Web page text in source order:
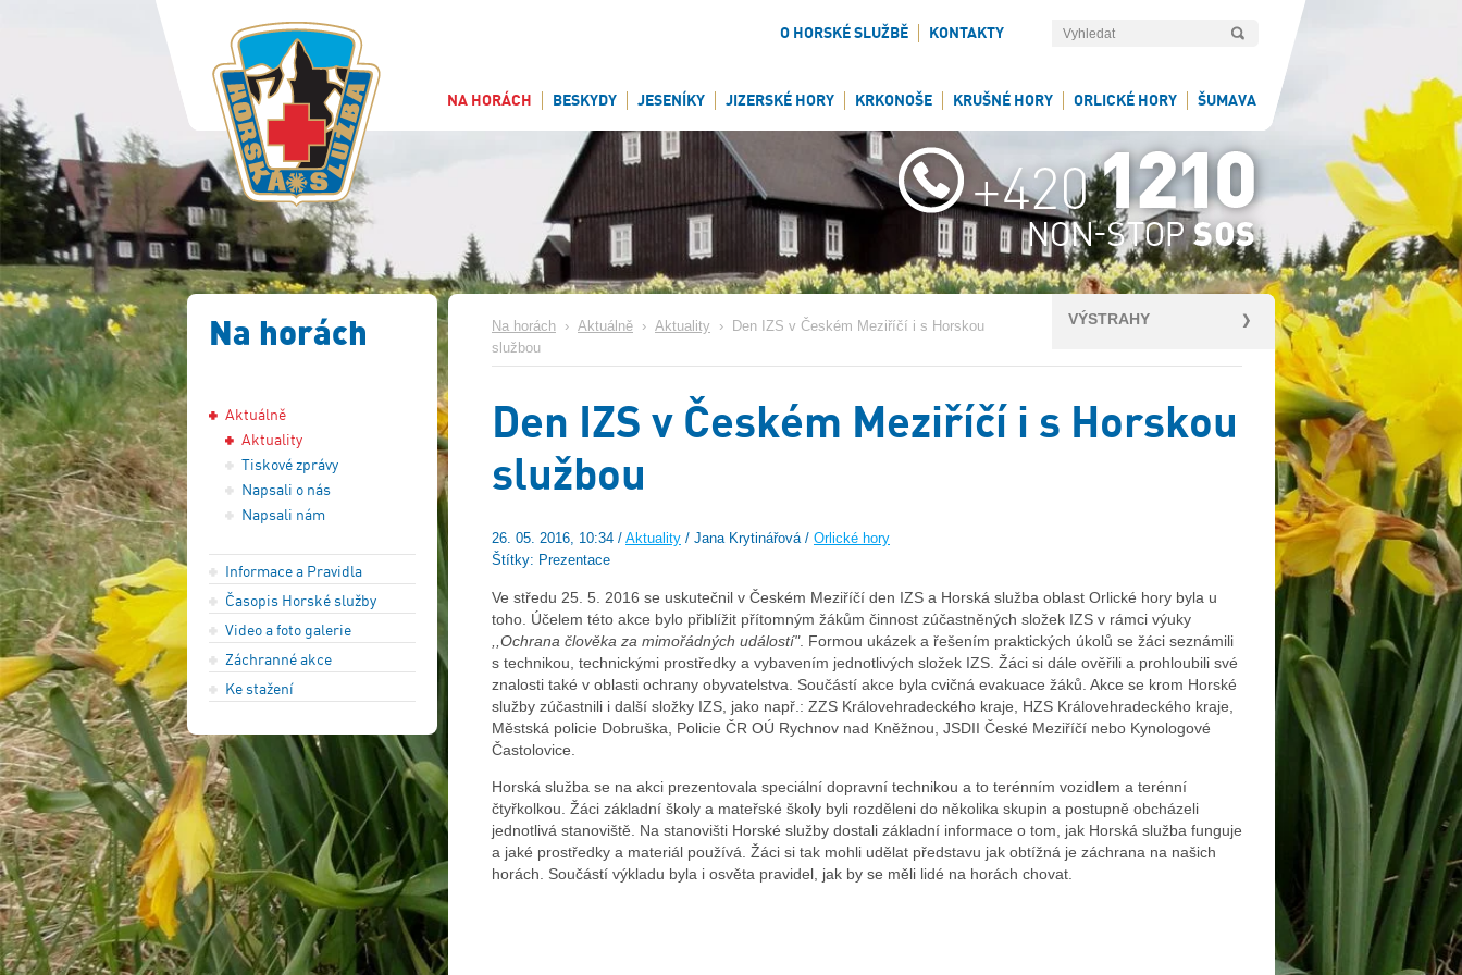
O HORSKÉ SLUŽBĚ KONTAKTY
NA HORÁCH BESKYDY JESENÍKY JIZERSKÉ HORY KRKONOŠE KRUŠNÉ HORY ORLICKÉ HORY ŠUMAVA
Na horách
Aktuálně
Aktuality
Tiskové zprávy
Napsali o nás
Napsali nám
Informace a Pravidla
Časopis Horské služby
Video a foto galerie
Záchranné akce
Ke stažení
VÝSTRAHY
Na horách › Aktuálně › Aktuality ›
Den IZS v Českém Meziříčí i s Horskou
službou
Den IZS v Českém Meziříčí i s Horskou
službou
26. 05. 2016, 10:34 / Aktuality / Jana Krytinářová / Orlické hory
Štítky: Prezentace
Ve středu 25. 5. 2016 se uskutečnil v Českém Meziříčí den IZS a Horská služba oblast Orlické hory byla u
toho. Účelem této akce bylo přiblížit přítomným žákům činnost zúčastněných složek IZS v rámci výuky
,,Ochrana člověka za mimořádných událostí". Formou ukázek a řešením praktických úkolů se žáci seznámili
s technikou, technickými prostředky a vybavením jednotlivých složek IZS. Žáci si dále ověřili a prohloubili své
znalosti také v oblasti ochrany obyvatelstva. Součástí akce byla cvičná evakuace žáků. Akce se krom Horské
služby zúčastnili i další složky IZS, jako např.: ZZS Královehradeckého kraje, HZS Královehradeckého kraje,
Městská policie Dobruška, Policie ČR OÚ Rychnov nad Kněžnou, JSDII České Meziříčí nebo Kynologové
Častolovice.
Horská služba se na akci prezentovala speciální dopravní technikou a to terénním vozidlem a terénní
čtyřkolkou. Žáci základní školy a mateřské školy byli rozděleni do několika skupin a postupně obcházeli
jednotlivá stanoviště. Na stanovišti Horské služby dostali základní informace o tom, jak Horská služba funguje
a jaké prostředky a materiál používá. Žáci si tak mohli udělat představu jak obtížná je záchrana na našich
horách. Součástí výkladu byla i osvěta pravidel, jak by se měli lidé na horách chovat.